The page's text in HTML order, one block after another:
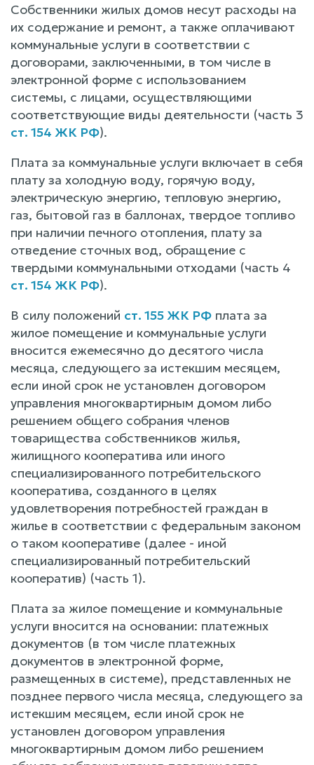
Собственники жилых домов несут расходы на
их содержание и ремонт, а также оплачивают
коммунальные услуги в соответствии с
договорами, заключенными, в том числе в
электронной форме с использованием
системы, с лицами, осуществляющими
соответствующие виды деятельности (часть 3
ст. 154 ЖК РФ).
Плата за коммунальные услуги включает в себя
плату за холодную воду, горячую воду,
электрическую энергию, тепловую энергию,
газ, бытовой газ в баллонах, твердое топливо
при наличии печного отопления, плату за
отведение сточных вод, обращение с
твердыми коммунальными отходами (часть 4
ст. 154 ЖК РФ).
В силу положений ст. 155 ЖК РФ плата за
жилое помещение и коммунальные услуги
вносится ежемесячно до десятого числа
месяца, следующего за истекшим месяцем,
если иной срок не установлен договором
управления многоквартирным домом либо
решением общего собрания членов
товарищества собственников жилья,
жилищного кооператива или иного
специализированного потребительского
кооператива, созданного в целях
удовлетворения потребностей граждан в
жилье в соответствии с федеральным законом
о таком кооперативе (далее - иной
специализированный потребительский
кооператив) (часть 1).
Плата за жилое помещение и коммунальные
услуги вносится на основании: платежных
документов (в том числе платежных
документов в электронной форме,
размещенных в системе), представленных не
позднее первого числа месяца, следующего за
истекшим месяцем, если иной срок не
установлен договором управления
многоквартирным домом либо решением